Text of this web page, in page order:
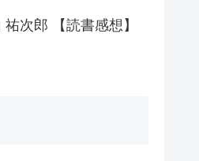
次郎 【読書感想】